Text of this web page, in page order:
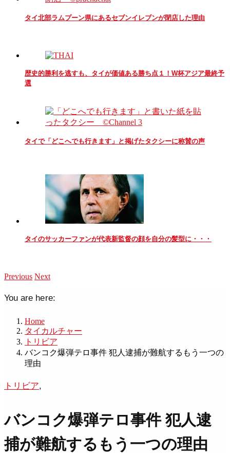
タイ北部ラムプーン県にあるセブンイレブンが閉店した理由
歴史的勝利を逃すも、タイが価値ある勝ち点１！W杯アジア最終予
選
タイで「どこへでも行きます」と掲げたタクシーに称賛の声
タイのサッカーファンが代表新監督の顔を自分の髪型に・・・
Previous Next
You are here:
Home
タイカルチャー
トリビア
バンコク爆弾テロ事件 犯人逮捕が難航するもう一つの
理由
トリビア,
バンコク爆弾テロ事件 犯人逮
捕が難航するもう一つの理由